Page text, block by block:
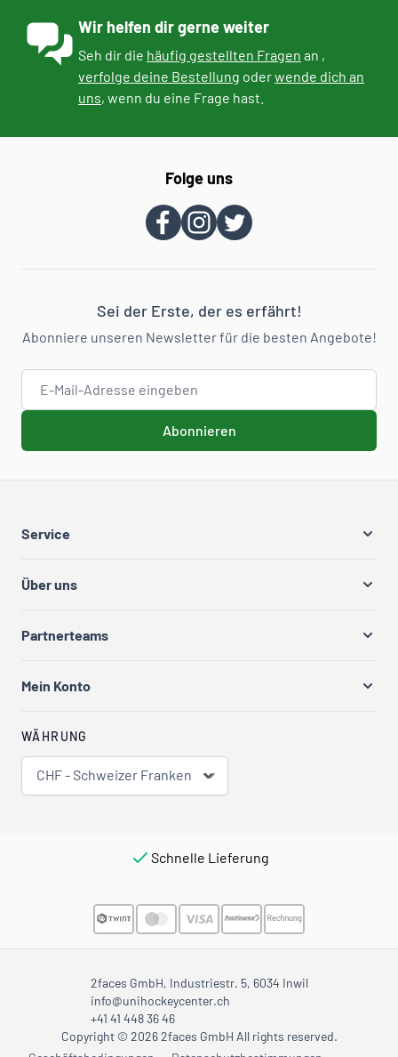
Wir helfen dir gerne weiter
Seh dir die häufig gestellten Fragen an ,
verfolge deine Bestellung oderwende dich an
uns, wenn du eine Frage hast.
Folge uns
Sei der Erste, der es erfährt!
Abonniere unseren Newsletter für die besten Angebote!
E-Mail-Adresse
Abonnieren
Service
Über uns
Partnerteams
Mein Konto
WÄHRUNG
CHF - Schweizer Franken
Schnelle Lieferung
2faces GmbH, Industriestr. 5, 6034 Inwil
info@unihockeycenter.ch
+41 41 448 36 46
Copyright © 2026 2faces GmbH All rights reserved.